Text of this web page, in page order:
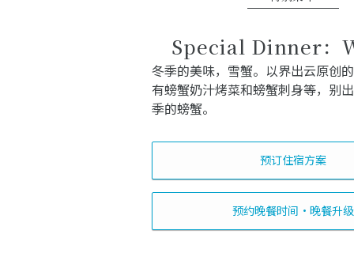
Special Dinner：
冬季的美味，雪蟹。以界出云原创
有螃蟹奶汁烤菜和螃蟹刺身等，别
季的螃蟹。
预订住宿方案
预约晚餐时间・晚餐升级